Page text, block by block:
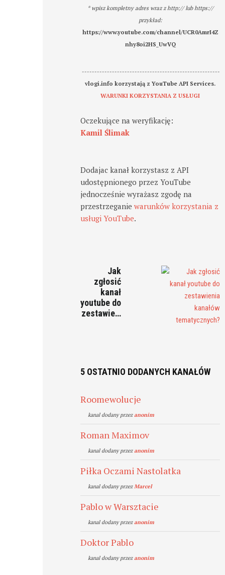
* wpisz kompletny adres wraz z http:// lub https://
przykład:
https://www.youtube.com/channel/UCR0AmrI4Z
nhy8oi2HS_UwVQ
-------------------------------------------------------
vlogi.info korzystają z YouTube API Services.
WARUNKI KORZYSTANIA Z USŁUGI
Oczekujące na weryfikację:
Kamil Ślimak
Dodajac kanał korzystasz z API
udostępnionego przez YouTube
jednocześnie wyrażasz zgodę na
przestrzeganiewarunków korzystania z
usługi YouTube.
Jak
zgłosić
kanał
youtube do
zestawie…
5 OSTATNIO DODANYCH KANAŁÓW
Roomewolucje
kanal dodany przezanonim
Roman Maximov
kanal dodany przezanonim
Piłka Oczami Nastolatka
kanal dodany przezMarcel
Pablo w Warsztacie
kanal dodany przezanonim
Doktor Pablo
kanal dodany przezanonim